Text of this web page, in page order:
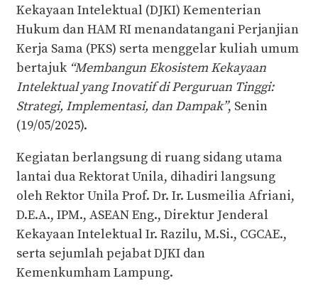
Kekayaan Intelektual (DJKI) Kementerian
Hukum dan HAM RI menandatangani Perjanjian
Kerja Sama (PKS) serta menggelar kuliah umum
bertajuk “Membangun Ekosistem Kekayaan
Intelektual yang Inovatif di Perguruan Tinggi:
Strategi, Implementasi, dan Dampak”, Senin
(19/05/2025).
Kegiatan berlangsung di ruang sidang utama
lantai dua Rektorat Unila, dihadiri langsung
oleh Rektor Unila Prof. Dr. Ir. Lusmeilia Afriani,
D.E.A., IPM., ASEAN Eng., Direktur Jenderal
Kekayaan Intelektual Ir. Razilu, M.Si., CGCAE.,
serta sejumlah pejabat DJKI dan
Kemenkumham Lampung.